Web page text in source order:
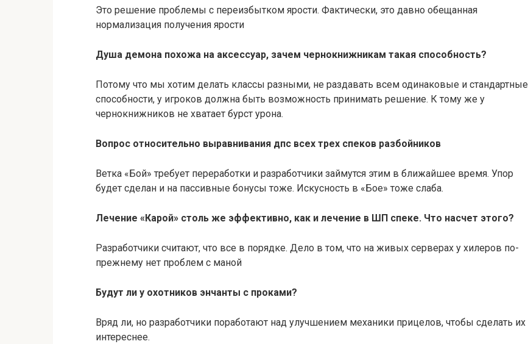
Это решение проблемы с переизбытком ярости. Фактически, это давно обещанная
нормализация получения ярости
Душа демона похожа на аксессуар, зачем чернокнижникам такая способность?
Потому что мы хотим делать классы разными, не раздавать всем одинаковые и стандартные
способности, у игроков должна быть возможность принимать решение. К тому же у
чернокнижников не хватает бурст урона.
Вопрос относительно выравнивания дпс всех трех спеков разбойников
Ветка «Бой» требует переработки и разработчики займутся этим в ближайшее время. Упор
будет сделан и на пассивные бонусы тоже. Искусность в «Бое» тоже слаба.
Лечение «Карой» столь же эффективно, как и лечение в ШП спеке. Что насчет этого?
Разработчики считают, что все в порядке. Дело в том, что на живых серверах у хилеров по-
прежнему нет проблем с маной
Будут ли у охотников энчанты с проками?
Вряд ли, но разработчики поработают над улучшением механики прицелов, чтобы сделать их
интереснее.